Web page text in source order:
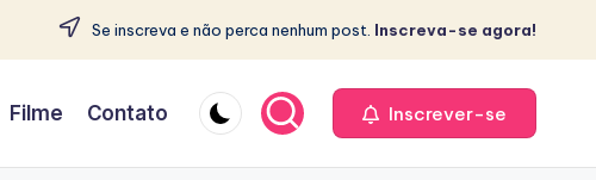
Se inscreva e não perca nenhum post. Inscreva-se agora!
Filme Contato Inscrever-se